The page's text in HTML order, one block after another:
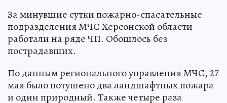
За минувшие сутки пожарно-спасательные
подразделения МЧС Херсонской области
работали на ряде ЧП. Обошлось без
пострадавших.
По данным регионального управления МЧС, 27
мая было потушено два ландшафтных пожара
и один природный. Также четыре раза